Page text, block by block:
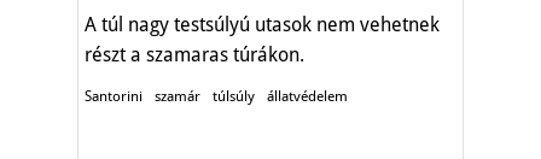
A túl nagy testsúlyú utasok nem vehetnek
részt a szamaras túrákon.
Santorini szamár túlsúly állatvédelem